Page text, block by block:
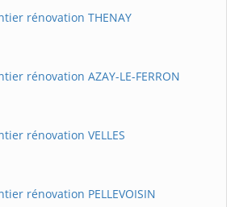
rénovation THENAY
rénovation AZAY-LE-FERRON
rénovation VELLES
rénovation PELLEVOISIN